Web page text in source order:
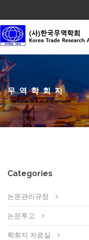
무역학회지
Categories
논문관리규정
논문투고
학회지 자료실